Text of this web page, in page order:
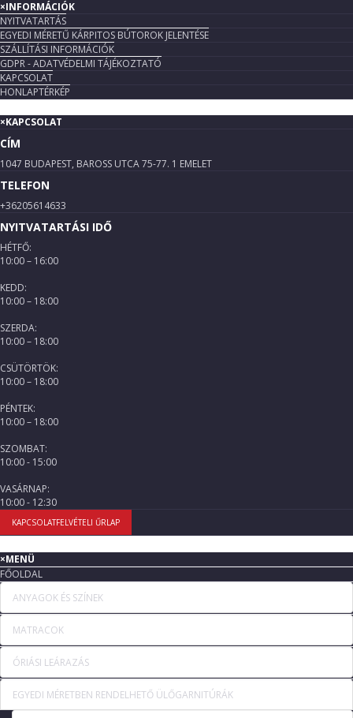
×INFORMÁCIÓK
NYITVATARTÁS
EGYEDI MÉRETŰ KÁRPITOS BÚTOROK JELENTÉSE
SZÁLLÍTÁSI INFORMÁCIÓK
GDPR - ADATVÉDELMI TÁJÉKOZTATÓ
KAPCSOLAT
HONLAPTÉRKÉP
×KAPCSOLAT
CÍM
1047 BUDAPEST, BAROSS UTCA 75-77. 1 EMELET
TELEFON
+36205614633
NYITVATARTÁSI IDŐ
HÉTFŐ:
10:00 – 16:00
KEDD:
10:00 – 18:00
SZERDA:
10:00 – 18:00
CSÜTÖRTÖK:
10:00 – 18:00
PÉNTEK:
10:00 – 18:00
SZOMBAT:
10:00 - 15:00
VASÁRNAP:
10:00 - 12:30
KAPCSOLATFELVÉTELI ŰRLAP
×MENÜ
FŐOLDAL
ANYAGOK ÉS SZÍNEK
MATRACOK
ÓRIÁSI LEÁRAZÁS
EGYEDI MÉRETBEN RENDELHETŐ ÜLŐGARNITÚRÁK